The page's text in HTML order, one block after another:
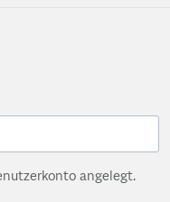
angelegt.